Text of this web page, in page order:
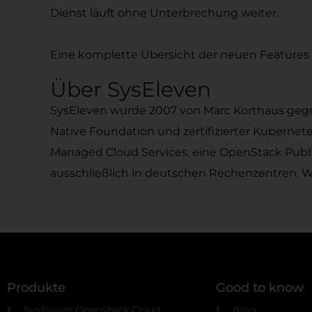
Dienst läuft ohne Unterbrechung weiter.
Eine komplette Übersicht der neuen
Über SysEleven
SysEleven wurde 2007 von Marc Korthaus
Native Foundation und zertifizierter
Managed Cloud Services, eine OpenStack
ausschließlich in deutschen Rechenzentren.
Produkte Good to know